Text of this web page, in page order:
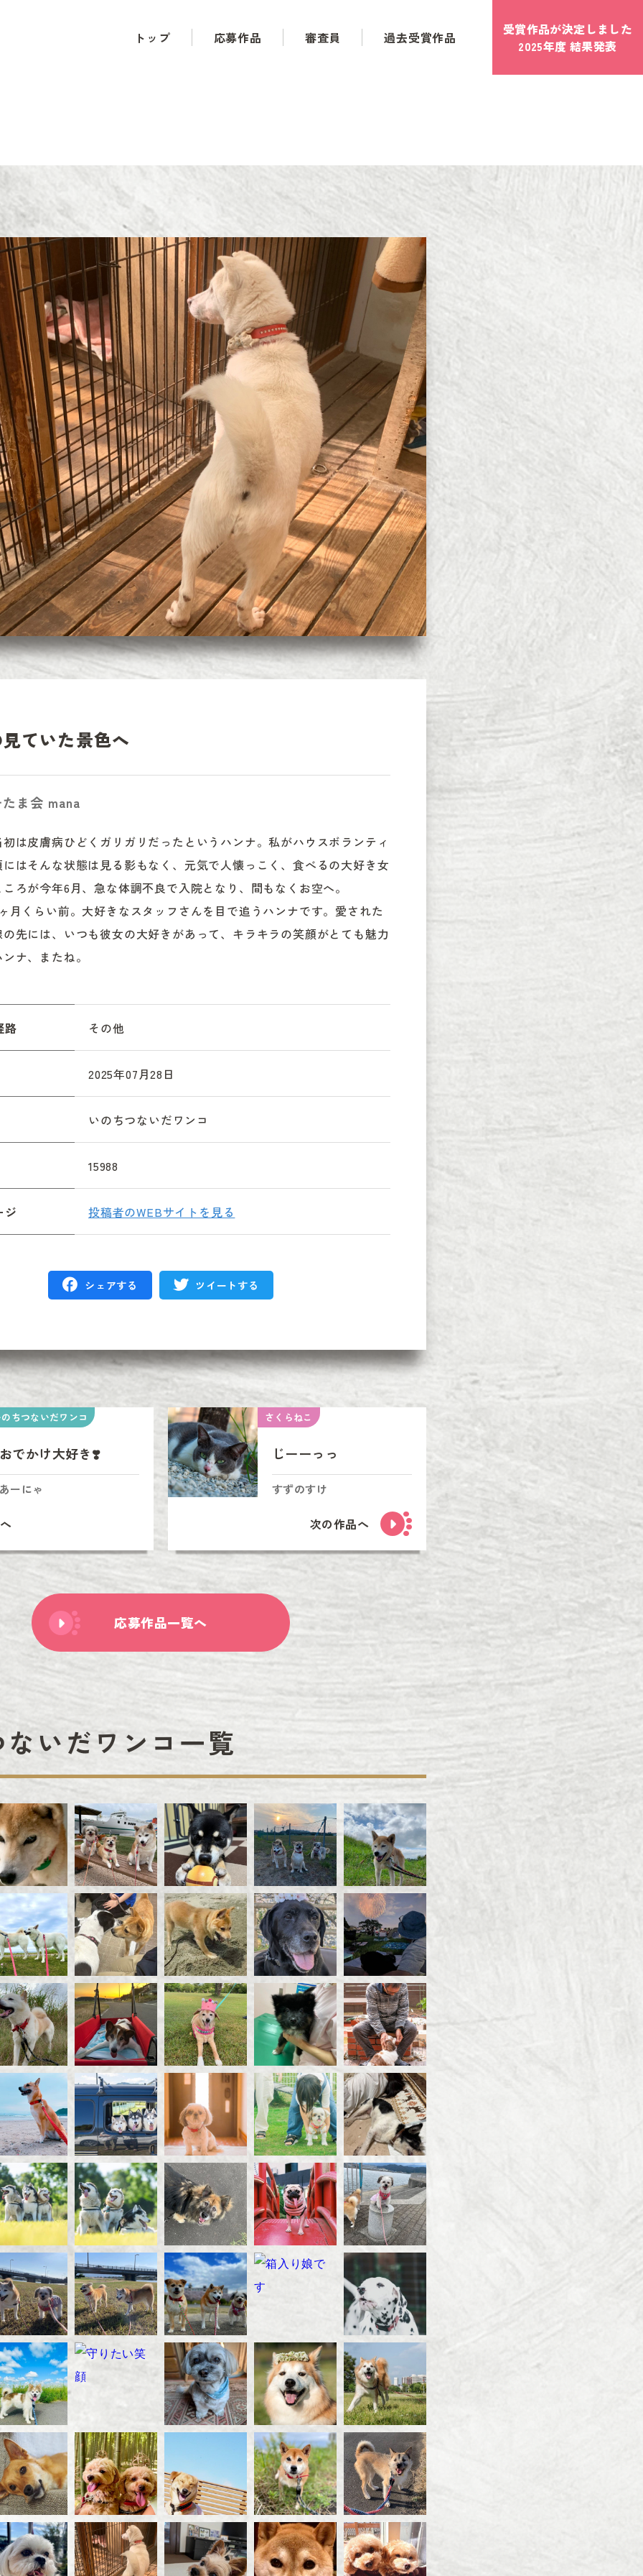
トップ 応募作品 審査員 過去受賞作品
受賞作品が決定しました
2025年度 結果発表
ていた景色へ
ま会 mana
は皮膚病ひどくガリガリだったというハンナ。私がハウスボランティ
はそんな状態は見る影もなく、元気で人懐っこく、食べるの大好き女
ろが今年6月、急な体調不良で入院となり、間もなくお空へ。
月くらい前。大好きなスタッフさんを目で追うハンナです。愛された
先には、いつも彼女の大好きがあって、キラキラの笑顔がとても魅力
ナ、またね。
路 その他
2025年07月28日
いのちつないだワンコ
15988
ジ 投稿者のWEBサイトを見る
シェアする ツイートする
ちつないだワンコ
おでかけ大好き❣️
あーにゃ
さくらねこ
じーーっっ
すずのすけ
次の作品へ
応募作品一覧へ
いだワンコ一覧